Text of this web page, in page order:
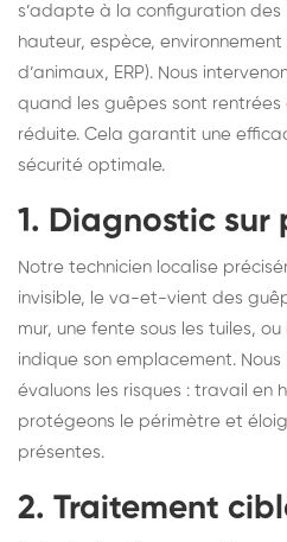
s’adapte à la configuration des
hauteur, espèce, environnement
d’animaux, ERP). Nous
quand les guêpes sont
réduite. Cela garantit une
sécurité optimale.
1. Diagnostic sur
Notre technicien localise
invisible, le va-et-vient des
mur, une fente sous les tuiles,
indique son emplacement. Nous
évaluons les risques : travail en
protégeons le périmètre et
présentes.
2. Traitement